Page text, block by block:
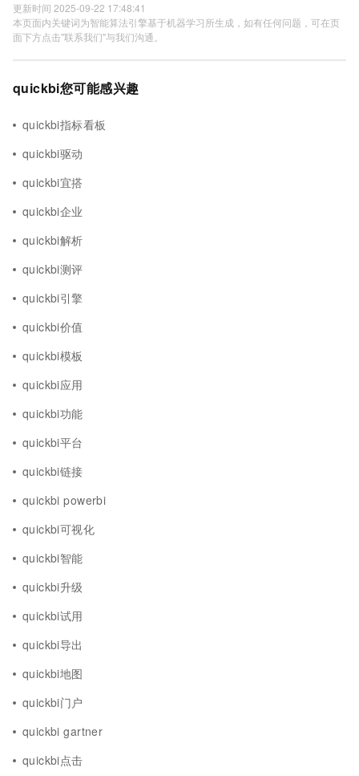
更新时间 2025-09-22 17:48:41
本页面内关键词为智能算法引擎基于机器学习所生成，如有任何问题，可在页
面下方点击"联系我们"与我们沟通。
quickbi您可能感兴趣
quickbi指标看板
quickbi驱动
quickbi宜搭
quickbi企业
quickbi解析
quickbi测评
quickbi引擎
quickbi价值
quickbi模板
quickbi应用
quickbi功能
quickbi平台
quickbi链接
quickbi powerbi
quickbi可视化
quickbi智能
quickbi升级
quickbi试用
quickbi导出
quickbi地图
quickbi门户
quickbi gartner
quickbi点击